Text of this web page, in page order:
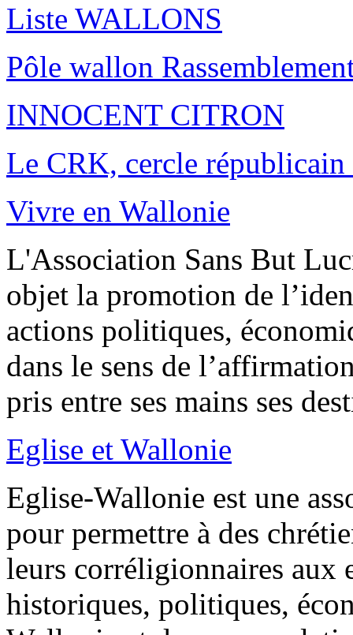
Liste WALLONS
Pôle wallon
INNOCENT CITRON
Le CRK, cercle républicain
Vivre en Wallonie
L'Association Sans But
objet la promotion de
actions politiques,
dans le sens de
pris entre ses mains ses
Eglise et Wallonie
Eglise-Wallonie est une
pour permettre à des
leurs corréligionnaires
historiques, politiques,